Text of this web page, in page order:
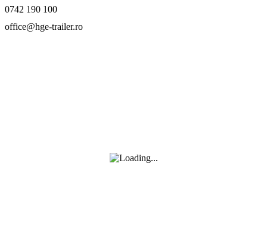
0742 190 100
office@hge-trailer.ro